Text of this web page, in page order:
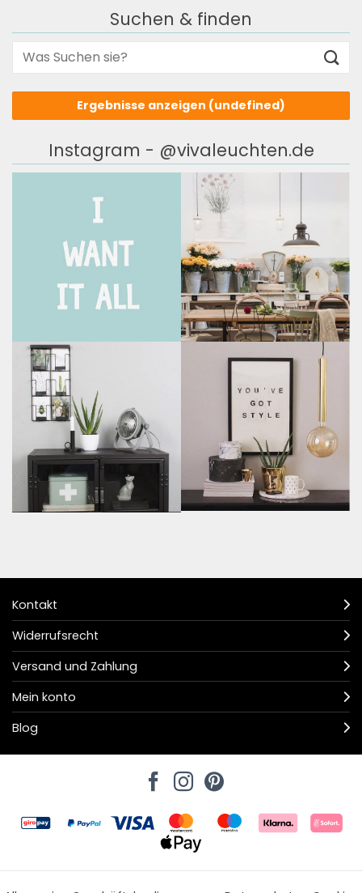
Suchen & finden
Ergebnisse anzeigen (undefined)
Instagram - @vivaleuchten.de
Kontakt
Widerrufsrecht
Versand und Zahlung
Mein konto
Blog